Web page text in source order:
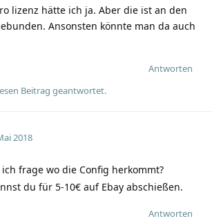
lizenz hätte ich ja. Aber die ist an den
Ansonsten könnte man da auch
Antworten
Beitrag geantwortet.
2018
ich frage wo die Config herkommt?
du für 5-10€ auf Ebay abschießen.
Antworten